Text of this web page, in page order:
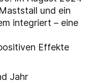
und ein
integriert – eine
Effekte
Jahr